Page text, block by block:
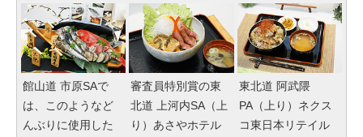
館山道 市原SAで
は、このようなど
んぶりに使用した
審査員特別賞の東
北道 上河内SA（上
り）あさやホテル
東北道 阿武隈
PA（上り）ネクス
コ東日本リテイル